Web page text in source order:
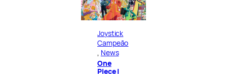
Joystick
Campeão
News
One
Piece |